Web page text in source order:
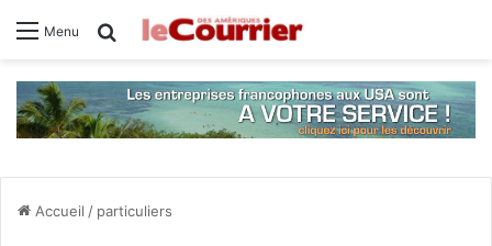
Menu Rechercher
Accueil / particuliers